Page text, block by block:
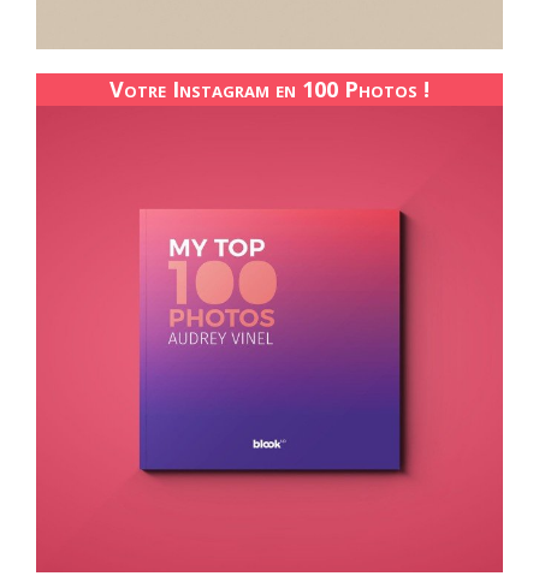
Votre Instagram en 100 Photos !